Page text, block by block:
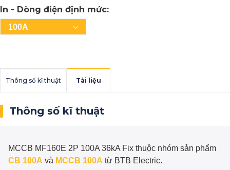
In - Dòng điện định mức:
100A
Thông số kĩ thuật Tài liệu
Thông số kĩ thuật
MCCB MF160E 2P 100A 36kA Fix thuộc nhóm sản phẩm
CB 100A và MCCB 100A từ BTB Electric.